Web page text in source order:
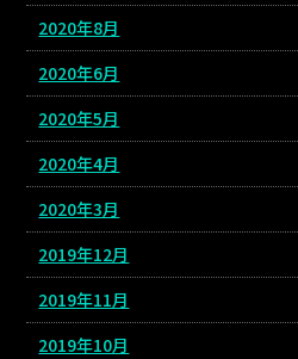
2020年8月
2020年6月
2020年5月
2020年4月
2020年3月
2019年12月
2019年11月
2019年10月